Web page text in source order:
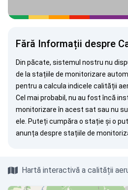
Fără Informații despre
Din păcate, sistemul nostru nu
de la stațiile de monitorizare
pentru a calcula indicele calității
Cel mai probabil, nu au fost încă
monitorizare în acest sat sau nu
ele. Puteți cumpăra o stație și o
anunța despre stațiile de
Hartă interactivă a calității